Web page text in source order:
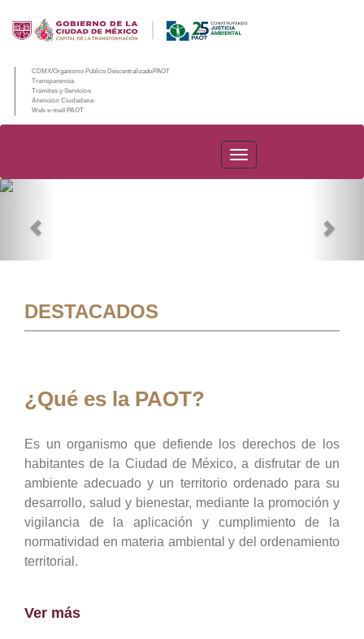
CDMX/Organismo Público Descentralizado/PAOT
Transparencia
Trámites y Servicios
Atención Ciudadana
Web e-mail PAOT
PAOT
DESTACADOS
¿Qué es la PAOT?
Es un organismo que defiende los derechos de los
habitantes de la Ciudad de México, a disfrutar de un
ambiente adecuado y un territorio ordenado para su
desarrollo, salud y bienestar, mediante la promoción y
vigilancia de la aplicación y cumplimiento de la
normatividad en materia ambiental y del ordenamiento
territorial.
Ver más